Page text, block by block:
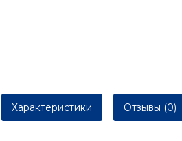
Характеристики Отзывы (0)